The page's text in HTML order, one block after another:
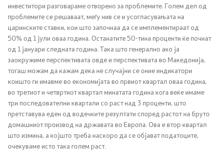
Антикорупција
Организација и систематизација
Регулатива
Отворени податоци
Контакт
Контакт
инвеститори разговараме отворено за проблемите. Голем дел од
проблемите се решаваат, меѓу нив се и усогласувањата на
царинските ставки, кои што започнаа да се имплементираат од
50% од 1 јули оваа година. Останатите 50-тина проценти ќе почнат
од 1 јануари следната година. Така што генерално ако ја
заокружиме перспективата овде и перспективата во Македонија,
тогаш можам да кажам дека не случајни се оние индикатори
коишто ги имавме во економијата во првиот квартал оваа година,
во третиот и четвртиот квартал минатата година кога веќе имаме
три последователни квартали со раст над 3 проценти, што
претставува еден од водечките резултати според растот на бруто
домашниот производ на државата во Европа. Ова е втор квартал
што измина, а којшто треба наскоро да се објават податоците,
очекуваме исто така голем раст.